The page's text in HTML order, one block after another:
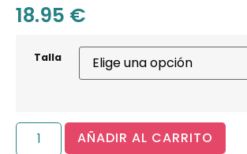
18.95 €
Talla
AÑADIR AL CARRITO